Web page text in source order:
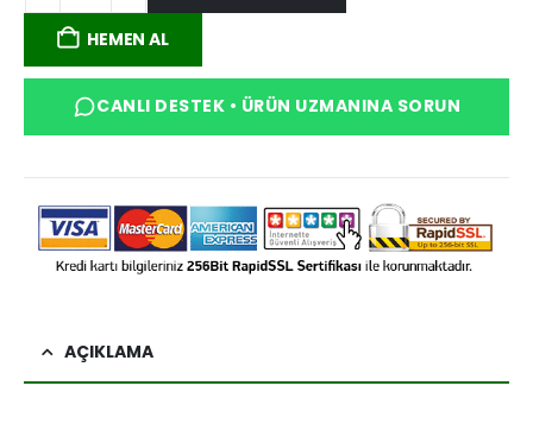
HEMEN AL
CANLI DESTEK • ÜRÜN UZMANINA SORUN
AÇIKLAMA